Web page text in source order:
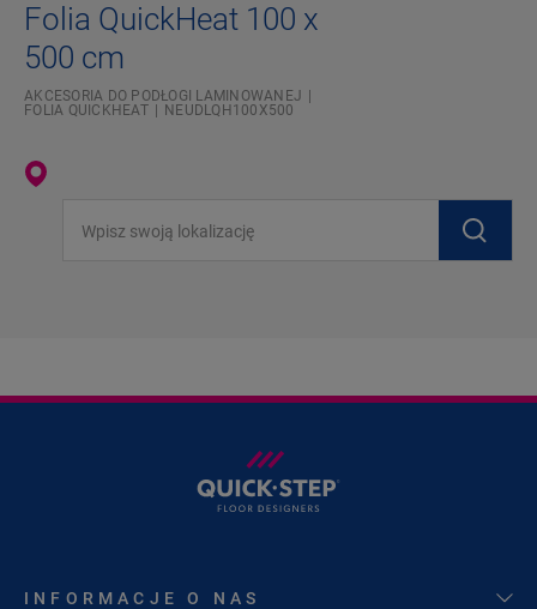
Folia QuickHeat 100 x
500 cm
AKCESORIA DO PODŁOGI LAMINOWANEJ
FOLIA QUICKHEAT
NEUDLQH100X500
INFORMACJE O NAS